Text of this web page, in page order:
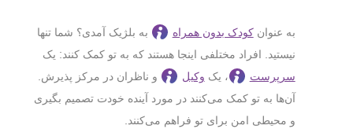
به عنوانکودک بدون همراه
به بلژیک آمدی؟ شما تنها
نیستید. افراد مختلفی اینجا هستند که به تو کمک کنند: یک
سرپرست
، یک وکیل
و ناظران در مرکز پذیرش.
آن‌ها به تو کمک می‌کنند در مورد آینده خودت تصمیم بگیری
و محیطی امن برای تو فراهم می‌کنند.